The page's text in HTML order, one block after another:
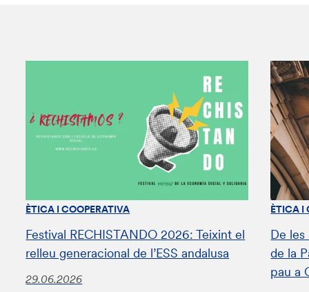
ÈTICA I COOPERATIVA
Festival RECHISTANDO 2026: Teixint el
relleu generacional de l’ESS andalusa
29.06.2026
ÈTICA I
De les
de la
pau a